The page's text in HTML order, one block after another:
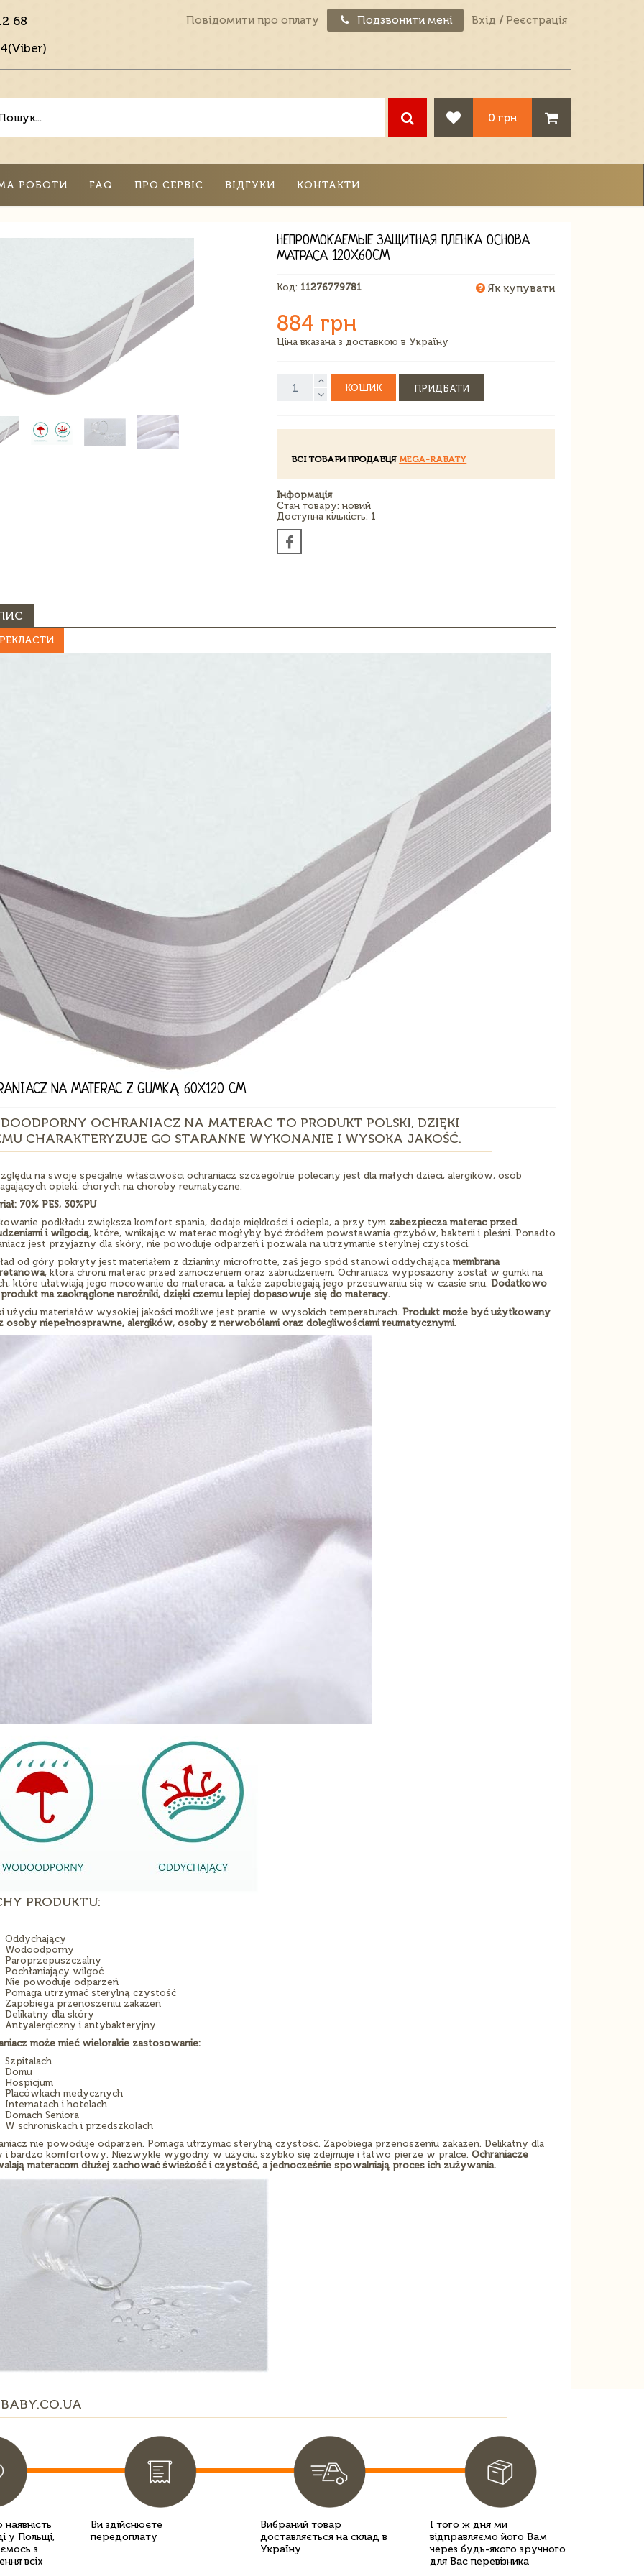
68
Повідомити про оплату Подзвонити мені Вхід / Реєстрація
0 грн
РОБОТИ FAQ ПРО СЕРВІС ВІДГУКИ КОНТАКТИ
НЕПРОМОКАЕМЫЕ ЗАЩИТНАЯ ПЛЕНКА ОСНОВА
МАТРАСА 120X60CM
Код: 11276779781 Як купувати
884 грн
Ціна вказана з доставкою в Україну
КОШИК ПРИДБАТИ
ВСІ ТОВАРИ ПРОДАВЦЯ MEGA-RABATY
Інформація
Стан товару: новий
Доступна кількість: 1
NA MATERAC Z GUMKĄ 60X120 CM
OCHRANIACZ NA MATERAC TO PRODUKT POLSKI, DZIĘKI
CHARAKTERYZUJE GO STARANNE WYKONANIE I WYSOKA JAKOŚĆ.
na swoje specjalne właściwości ochraniacz szczególnie polecany jest dla małych dzieci, alergików, osób
opieki, chorych na choroby reumatyczne.
70% PES, 30%PU
podkładu zwiększa komfort spania, dodaje miękkości i ociepla, a przy tym zabezpiecza materac przed
i wilgocią, które, wnikając w materac mogłyby być źródłem powstawania grzybów, bakterii i pleśni. Ponadto
jest przyjazny dla skóry, nie powoduje odparzeń i pozwala na utrzymanie sterylnej czystości.
od góry pokryty jest materiałem z dzianiny microfrotte, zaś jego spód stanowi oddychająca membrana
, która chroni materac przed zamoczeniem oraz zabrudzeniem. Ochraniacz wyposażony został w gumki na
które ułatwiają jego mocowanie do materaca, a także zapobiegają jego przesuwaniu się w czasie snu. Dodatkowo
ma zaokrąglone narożniki, dzięki czemu lepiej dopasowuje się do materacy.
użyciu materiałów wysokiej jakości możliwe jest pranie w wysokich temperaturach. Produkt może być użytkowany
osoby niepełnosprawne, alergików, osoby z nerwobólami oraz dolegliwościami reumatycznymi.
PRODUKTU:
Oddychający
Wodoodporny
Paroprzepuszczalny
Pochłaniający wilgoć
Nie powoduje odparzeń
Pomaga utrzymać sterylną czystość
Zapobiega przenoszeniu zakażeń
Delikatny dla skóry
Antyalergiczny i antybakteryjny
może mieć wielorakie zastosowanie:
Szpitalach
Domu
Hospicjum
Placówkach medycznych
Internatach i hotelach
Domach Seniora
W schroniskach i przedszkolach
nie powoduje odparzeń. Pomaga utrzymać sterylną czystość. Zapobiega przenoszeniu zakażeń. Delikatny dla
i bardzo komfortowy. Niezwykle wygodny w użyciu, szybko się zdejmuje i łatwo pierze w pralce. Ochraniacze
materacom dłużej zachować świeżość i czystość, a jednocześnie spowalniają proces ich zużywania.
у Польщі,
з
всіх
Ви здійснюєте
передоплату
Вибраний товар
доставляється на склад в
Україну
І того ж дня ми
відправляємо його Вам
через будь-якого зручного
для Вас перевізника